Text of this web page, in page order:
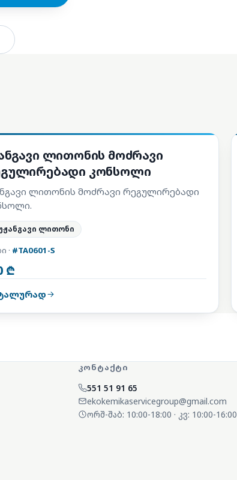
ნაწილები
ლითონის მოძრავი
კონსოლი
ლითონის მოძრავი რეგულირებადი
ლითონი
· #TA0601-S
₾
ᲙᲝᲜᲢᲐᲥᲢᲘ
551 51 91 65
ekokemikaservicegroup@gmail.com
ორშ-შაბ: 10:00-18:00 · კვ: 10:00-16:00